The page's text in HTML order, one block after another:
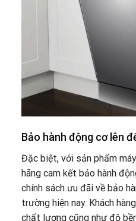
Bảo hành động cơ lên
Đặc biệt, với sản phẩm
hãng cam kết bảo hành
chính sách ưu đãi về bảo
trường hiện nay. Khách
chất lượng cũng như độ